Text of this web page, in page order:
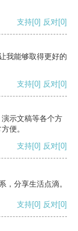
支持[0] 反对[0]
我能够取得更好的
支持[0] 反对[0]
示文稿等各个方
便。
支持[0] 反对[0]
，分享生活点滴。
支持[0] 反对[0]